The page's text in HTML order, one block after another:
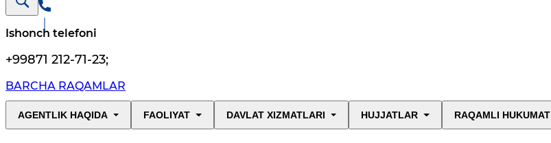
Ishonch telefoni
+99871 212-71-23;
BARCHA RAQAMLAR
AGENTLIK HAQIDA FAOLIYAT DAVLAT XIZMATLARI HUJJATLAR RAQAMLI HUKUMAT